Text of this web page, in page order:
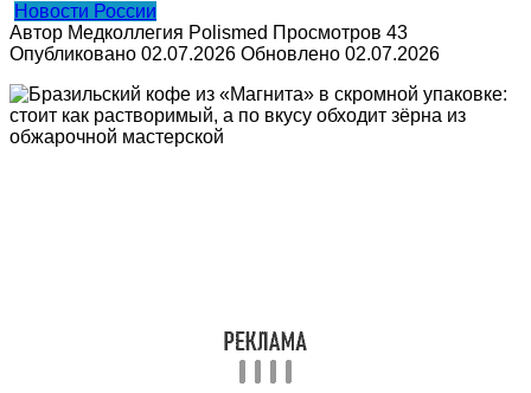
Новости России
Автор Медколлегия Polismed Просмотров 43
Опубликовано 02.07.2026 Обновлено 02.07.2026